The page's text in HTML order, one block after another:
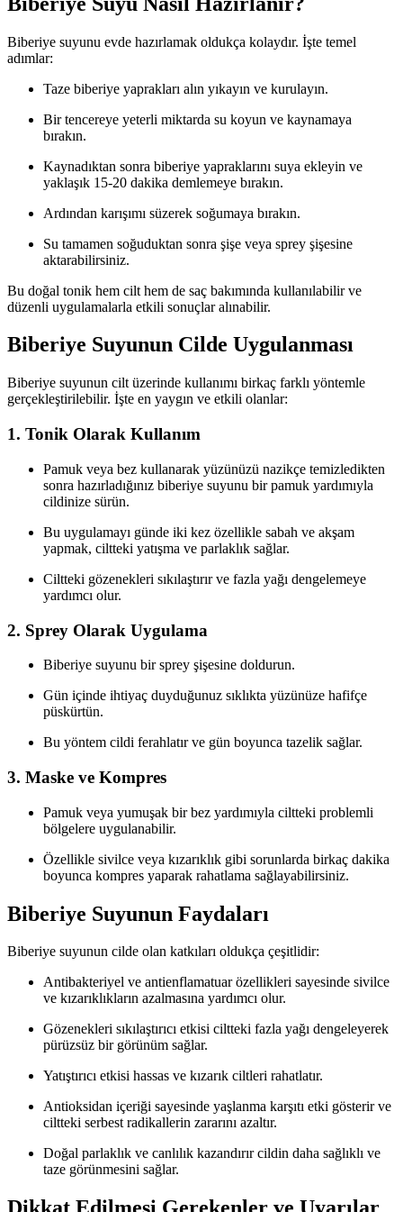
Biberiye suyunu evde hazırlamak oldukça kolaydır. İşte temel
adımlar:
Taze biberiye yaprakları alın yıkayın ve kurulayın.
Bir tencereye yeterli miktarda su koyun ve kaynamaya
bırakın.
Kaynadıktan sonra biberiye yapraklarını suya ekleyin ve
yaklaşık 15-20 dakika demlemeye bırakın.
Ardından karışımı süzerek soğumaya bırakın.
Su tamamen soğuduktan sonra şişe veya sprey şişesine
aktarabilirsiniz.
Bu doğal tonik hem cilt hem de saç bakımında kullanılabilir ve
düzenli uygulamalarla etkili sonuçlar alınabilir.
Biberiye Suyunun Cilde Uygulanması
Biberiye suyunun cilt üzerinde kullanımı birkaç farklı yöntemle
gerçekleştirilebilir. İşte en yaygın ve etkili olanlar:
1. Tonik Olarak Kullanım
Pamuk veya bez kullanarak yüzünüzü nazikçe temizledikten
sonra hazırladığınız biberiye suyunu bir pamuk yardımıyla
cildinize sürün.
Bu uygulamayı günde iki kez özellikle sabah ve akşam
yapmak, ciltteki yatışma ve parlaklık sağlar.
Ciltteki gözenekleri sıkılaştırır ve fazla yağı dengelemeye
yardımcı olur.
2. Sprey Olarak Uygulama
Biberiye suyunu bir sprey şişesine doldurun.
Gün içinde ihtiyaç duyduğunuz sıklıkta yüzünüze hafifçe
püskürtün.
Bu yöntem cildi ferahlatır ve gün boyunca tazelik sağlar.
3. Maske ve Kompres
Pamuk veya yumuşak bir bez yardımıyla ciltteki problemli
bölgelere uygulanabilir.
Özellikle sivilce veya kızarıklık gibi sorunlarda birkaç dakika
boyunca kompres yaparak rahatlama sağlayabilirsiniz.
Biberiye Suyunun Faydaları
Biberiye suyunun cilde olan katkıları oldukça çeşitlidir:
Antibakteriyel ve antienflamatuar özellikleri sayesinde sivilce
ve kızarıklıkların azalmasına yardımcı olur.
Gözenekleri sıkılaştırıcı etkisi ciltteki fazla yağı dengeleyerek
pürüzsüz bir görünüm sağlar.
Yatıştırıcı etkisi hassas ve kızarık ciltleri rahatlatır.
Antioksidan içeriği sayesinde yaşlanma karşıtı etki gösterir ve
ciltteki serbest radikallerin zararını azaltır.
Doğal parlaklık ve canlılık kazandırır cildin daha sağlıklı ve
taze görünmesini sağlar.